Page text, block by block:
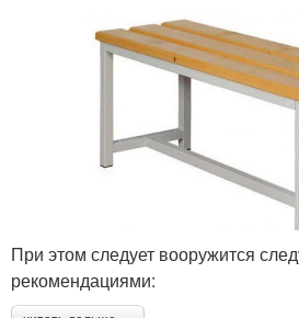
При этом следует вооружится
рекомендациями: